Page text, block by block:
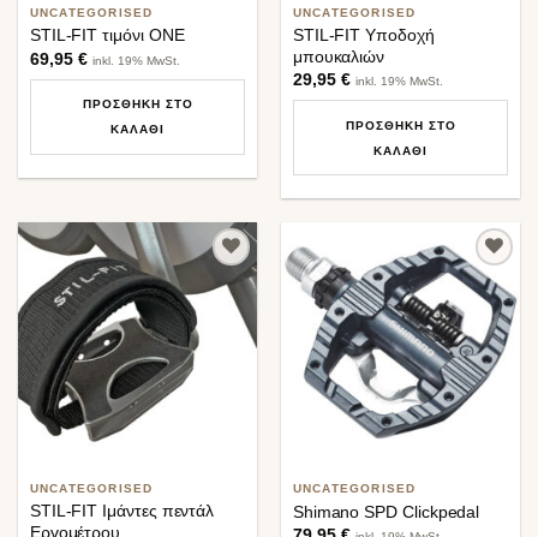
UNCATEGORISED
STIL-FIT τιμόνι ONE
69,95 € inkl. 19% MwSt.
ΠΡΟΣΘΉΚΗ ΣΤΟ
ΚΑΛΆΘΙ
UNCATEGORISED
STIL-FIT Υποδοχή
μπουκαλιών
29,95 € inkl. 19% MwSt.
ΠΡΟΣΘΉΚΗ ΣΤΟ
ΚΑΛΆΘΙ
Προσθήκη
στη λίστα
επιθυμιών
UNCATEGORISED
STIL-FIT Ιμάντες πεντάλ
Εργομέτρου
Προσθήκη
στη λίστα
επιθυμιών
UNCATEGORISED
Shimano SPD Clickpedal